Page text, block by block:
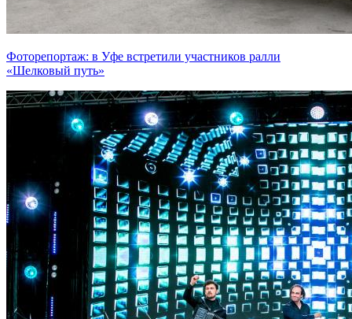
Фоторепортаж: в Уфе встретили участников ралли
«Шелковый путь»